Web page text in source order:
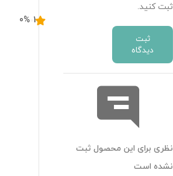
ثبت کنید.
ثبت
دیدگاه
1
0%
نظری برای این محصول ثبت
نشده است